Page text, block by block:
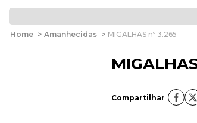
Home > Amanhecidas > MIGALHAS nº 3.265
Compartilhar